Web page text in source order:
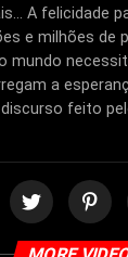
A felicidade
e milhões de
mundo
a
feito